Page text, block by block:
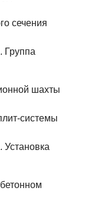
сечения
Группа
шахты
системы